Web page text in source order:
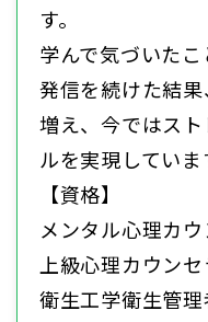
す。
学んで気づいたこ
発信を続けた結
増え、今ではス
ルを実現していま
【資格】
メンタル心理カ
上級心理カウン
衛生工学衛生管理